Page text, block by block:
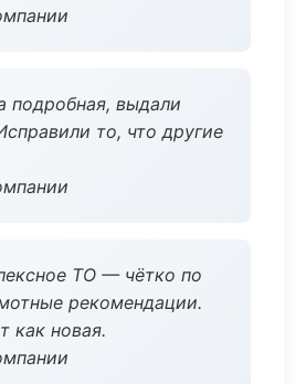
подробная, выдали
то, что другие
ТО — чётко по
рекомендации.
как новая.